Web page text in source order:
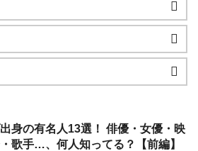
身の有名人13選！ 俳優・女優・映
歌手…、何人知ってる？【前編】